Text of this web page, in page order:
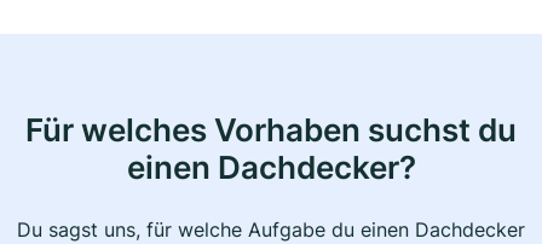
Für welches Vorhaben suchst du
einen Dachdecker?
Du sagst uns, für welche Aufgabe du einen Dachdecker